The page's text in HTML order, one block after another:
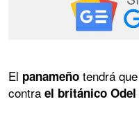
El panameño tendrá
contra el británico Odel